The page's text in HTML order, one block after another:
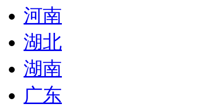
河南
湖北
湖南
广东